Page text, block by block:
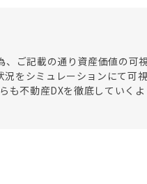
ご記載の通り資産価値の可
をシミュレーションにて可
も不動産DXを徹底していくよ